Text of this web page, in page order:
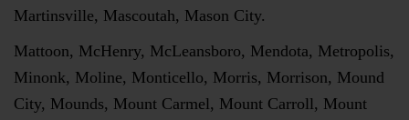
Martinsville, Mascoutah, Mason City.
Mattoon, McHenry, McLeansboro, Mendota, Metropolis,
Minonk, Moline, Monticello, Morris, Morrison, Mound
City, Mounds, Mount Carmel, Mount Carroll, Mount